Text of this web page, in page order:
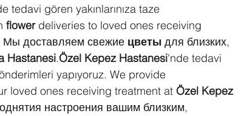
tedavi gören yakınlarınıza taze
flower deliveries to loved ones receiving
Мы доставляем свежие цветы для близких,
Hastanesi.Özel Kepez Hastanesi'nde tedavi
yapıyoruz. We provide
loved ones receiving treatment at Özel Kepez
настроения вашим близким,